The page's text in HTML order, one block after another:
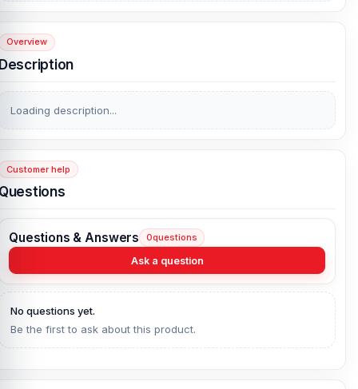
Overview
Loading description...
Customer help
Questions & Answers 0questions
Ask a question
No questions yet.
Be the first to ask about this product.